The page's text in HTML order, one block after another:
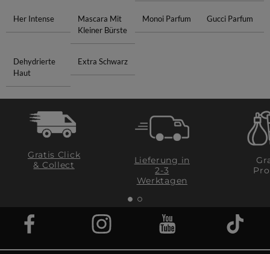
Her Intense
Mascara Mit
Kleiner Bürste
Monoi Parfum Gucci Parfum
Dehydrierte
Haut
Extra Schwarz
Gratis Click
& Collect
Lieferung in
2-3
Werktagen